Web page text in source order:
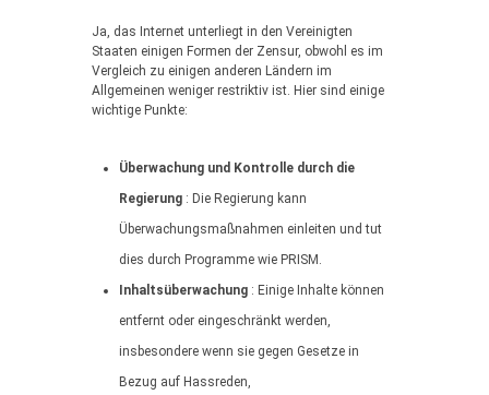
Ja, das Internet unterliegt in den Vereinigten
Staaten einigen Formen der Zensur, obwohl es im
Vergleich zu einigen anderen Ländern im
Allgemeinen weniger restriktiv ist. Hier sind einige
wichtige Punkte:
Überwachung und Kontrolle durch die
Regierung : Die Regierung kann
Überwachungsmaßnahmen einleiten und tut
dies durch Programme wie PRISM.
Inhaltsüberwachung : Einige Inhalte können
entfernt oder eingeschränkt werden,
insbesondere wenn sie gegen Gesetze in
Bezug auf Hassreden,